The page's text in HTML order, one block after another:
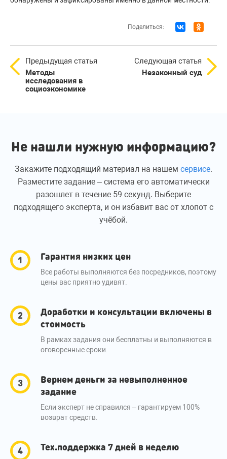
Поделиться:
Предыдущая статья
Методы
исследования в
социоэкономике
Следующая статья
Незаконный суд
Не нашли нужную информацию?
Закажите подходящий материал на нашем сервисе.
Разместите задание – система его автоматически
разошлет в течение 59 секунд. Выберите
подходящего эксперта, и он избавит вас от хлопот с
учёбой.
Гарантия низких цен
Все работы выполняются без посредников, поэтому
цены вас приятно удивят.
Доработки и консультации включены в
стоимость
В рамках задания они бесплатны и выполняются в
оговоренные сроки.
Вернем деньги за невыполненное
задание
Если эксперт не справился – гарантируем 100%
возврат средств.
Тех.поддержка 7 дней в неделю